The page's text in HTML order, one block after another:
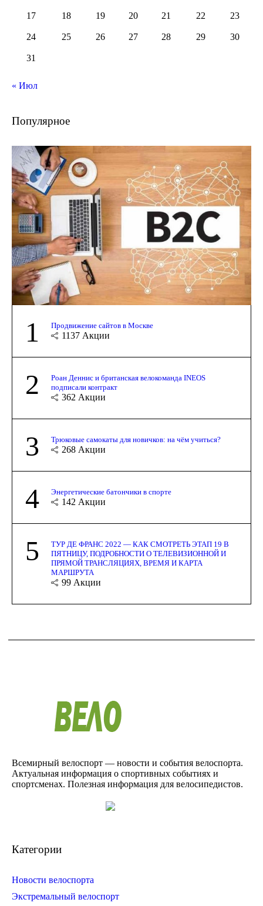
17 18 19 20 21 22 23
24 25 26 27 28 29 30
31
« Июл
Популярное
1 Продвижение сайтов в Москве
1137 Акции
2
Роан Деннис и британская велокоманда INEOS
подписали контракт
362 Акции
3 Трюковые самокаты для новичков: на чём учиться?
268 Акции
4 Энергетические батончики в спорте
142 Акции
5
ТУР ДЕ ФРАНС 2022 — КАК СМОТРЕТЬ ЭТАП 19 В
ПЯТНИЦУ, ПОДРОБНОСТИ О ТЕЛЕВИЗИОННОЙ И
ПРЯМОЙ ТРАНСЛЯЦИЯХ, ВРЕМЯ И КАРТА
МАРШРУТА
99 Акции
Всемирный велоспорт — новости и события велоспорта.
Актуальная информация о спортивных событиях и
спортсменах. Полезная информация для велосипедистов.
Категории
Новости велоспорта
Экстремальный велоспорт